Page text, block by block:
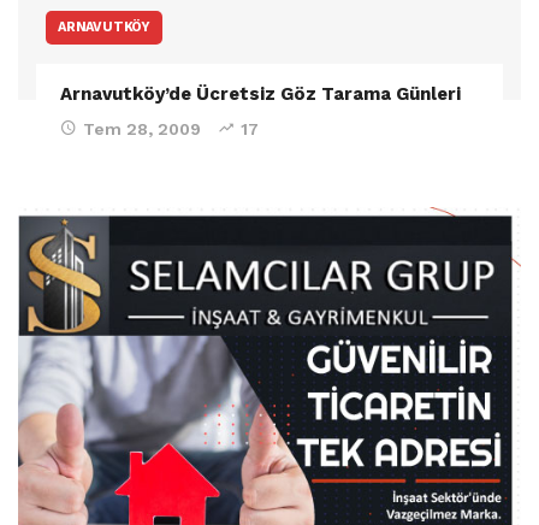
ARNAVUTKÖY
Arnavutköy’de Ücretsiz Göz Tarama Günleri
Tem 28, 2009 17